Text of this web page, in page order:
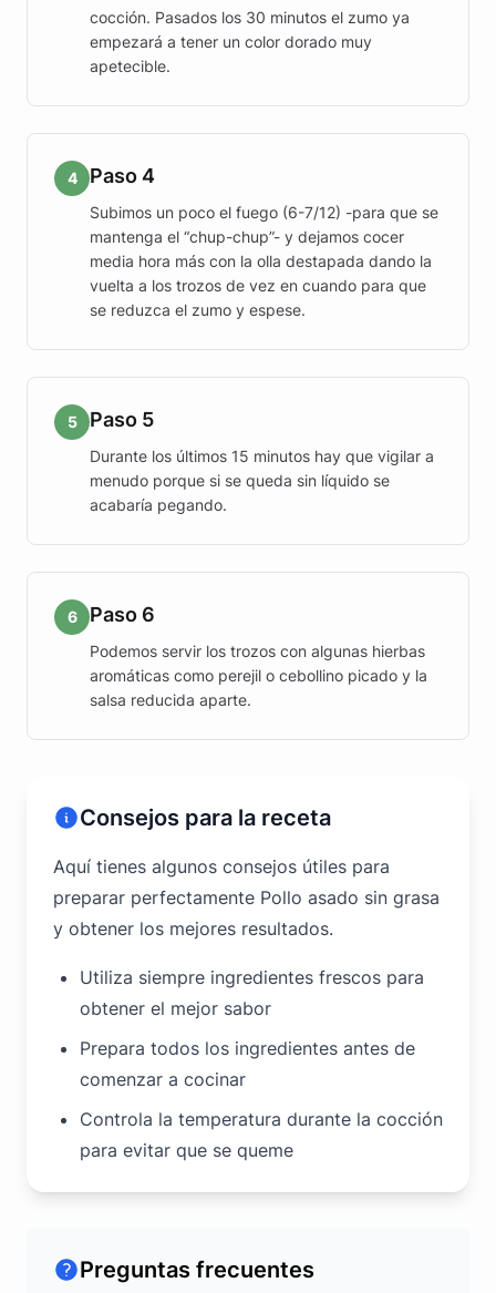
cocción. Pasados los 30 minutos el zumo ya
empezará a tener un color dorado muy
apetecible.
4 Paso 4
Subimos un poco el fuego (6-7/12) -para que se
mantenga el “chup-chup”- y dejamos cocer
media hora más con la olla destapada dando la
vuelta a los trozos de vez en cuando para que
se reduzca el zumo y espese.
5 Paso 5
Durante los últimos 15 minutos hay que vigilar a
menudo porque si se queda sin líquido se
acabaría pegando.
6 Paso 6
Podemos servir los trozos con algunas hierbas
aromáticas como perejil o cebollino picado y la
salsa reducida aparte.
Consejos para la receta
Aquí tienes algunos consejos útiles para
preparar perfectamente Pollo asado sin grasa
y obtener los mejores resultados.
Utiliza siempre ingredientes frescos para
obtener el mejor sabor
Prepara todos los ingredientes antes de
comenzar a cocinar
Controla la temperatura durante la cocción
para evitar que se queme
Preguntas frecuentes